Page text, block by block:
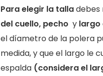
Para elegir la talladebes
del cuello, pecho y largo
el díametro de la polera
medida, y que el largo le
espalda (considera el